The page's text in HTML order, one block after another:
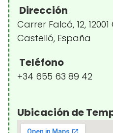
Dirección
Carrer Falcó, 12,
Castelló, España
Teléfono
+34 655 63 89 42
Ubicación de